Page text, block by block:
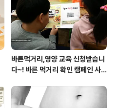
바른먹거리,영양 교육 신청받습니
다~! 바른 먹거리 확인 캠페인 사